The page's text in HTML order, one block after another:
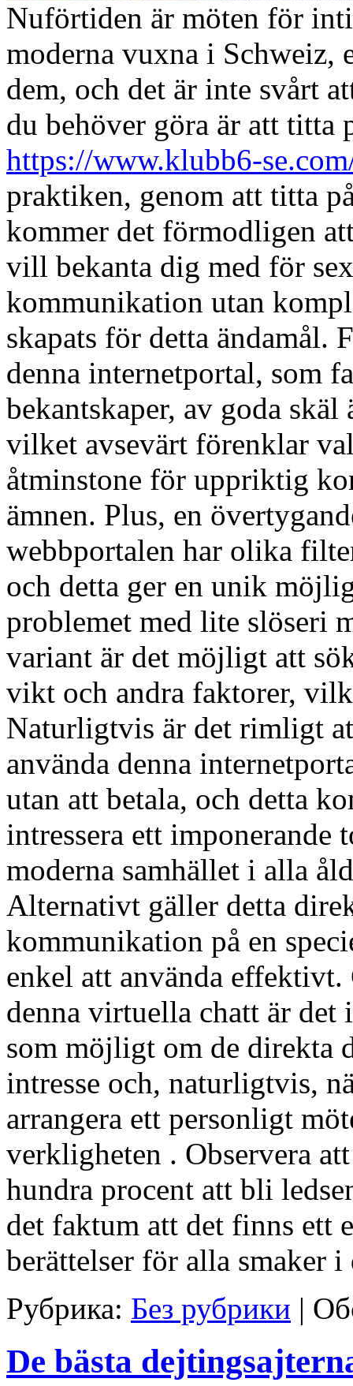
Nuförtiden är möten för
moderna vuxna i Schweiz,
dem, och det är inte svårt
du behöver göra är att titta
https://www.klubb6-
praktiken, genom att titta
kommer det förmodligen
vill bekanta dig med för
kommunikation utan
skapats för detta ändamål.
denna internetportal, som
bekantskaper, av goda
vilket avsevärt förenklar
åtminstone för uppriktig
ämnen. Plus, en
webbportalen har olika
och detta ger en unik
problemet med lite slöseri
variant är det möjligt att
vikt och andra faktorer,
Naturligtvis är det rimligt
använda denna
utan att betala, och detta
intressera ett imponerande
moderna samhället i alla
Alternativt gäller detta
kommunikation på en
enkel att använda
denna virtuella chatt är det
som möjligt om de direkta
intresse och, naturligtvis,
arrangera ett personligt
verkligheten . Observera
hundra procent att bli
det faktum att det finns ett
berättelser för alla smaker i
Рубрика: Без рубрики |
De bästa